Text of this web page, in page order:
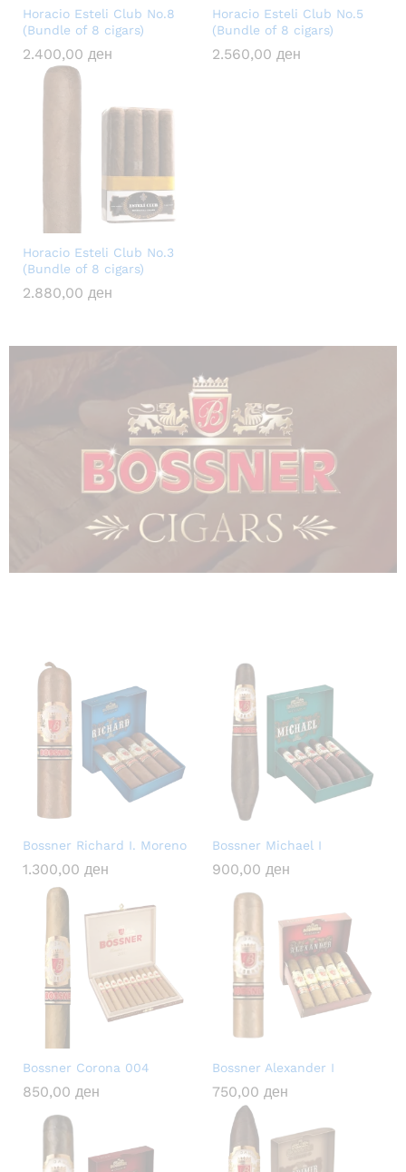
Horacio Esteli Club No.8
(Bundle of 8 cigars)
2.400,00 ден
Horacio Esteli Club No.5
(Bundle of 8 cigars)
2.560,00 ден
Horacio Esteli Club No.3
(Bundle of 8 cigars)
2.880,00 ден
Bossner Richard I. Moreno
1.300,00 ден
Bossner Michael I
900,00 ден
Bossner Corona 004
850,00 ден
Bossner Alexander I
750,00 ден